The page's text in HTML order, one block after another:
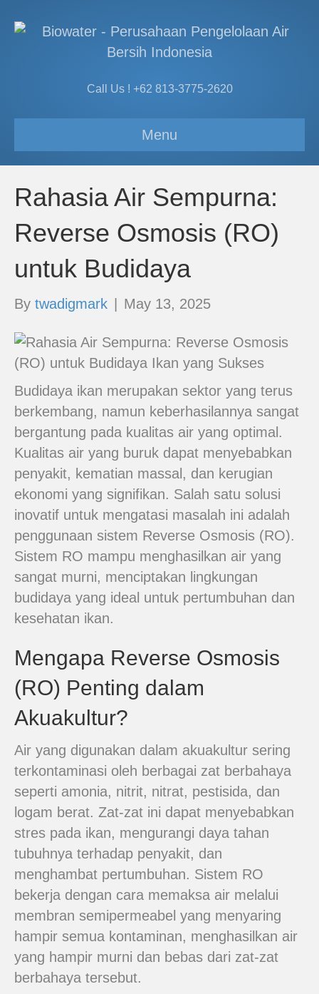
Call Us ! +62 813-3775-2620
Menu
Rahasia Air Sempurna:
Reverse Osmosis (RO)
untuk Budidaya
By twadigmark May 13, 2025
Budidaya ikan merupakan sektor yang terus
berkembang, namun keberhasilannya sangat
bergantung pada kualitas air yang optimal.
Kualitas air yang buruk dapat menyebabkan
penyakit, kematian massal, dan kerugian
ekonomi yang signifikan. Salah satu solusi
inovatif untuk mengatasi masalah ini adalah
penggunaan sistem Reverse Osmosis (RO).
Sistem RO mampu menghasilkan air yang
sangat murni, menciptakan lingkungan
budidaya yang ideal untuk pertumbuhan dan
kesehatan ikan.
Mengapa Reverse Osmosis
(RO) Penting dalam
Akuakultur?
Air yang digunakan dalam akuakultur sering
terkontaminasi oleh berbagai zat berbahaya
seperti amonia, nitrit, nitrat, pestisida, dan
logam berat. Zat-zat ini dapat menyebabkan
stres pada ikan, mengurangi daya tahan
tubuhnya terhadap penyakit, dan
menghambat pertumbuhan. Sistem RO
bekerja dengan cara memaksa air melalui
membran semipermeabel yang menyaring
hampir semua kontaminan, menghasilkan air
yang hampir murni dan bebas dari zat-zat
berbahaya tersebut.